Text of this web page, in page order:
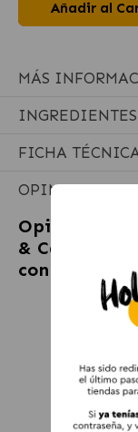
Añadir al
MÁS
INGREDIENTES
FICHA
OPINIONES
Opiniones
& Carrot
con Pollo